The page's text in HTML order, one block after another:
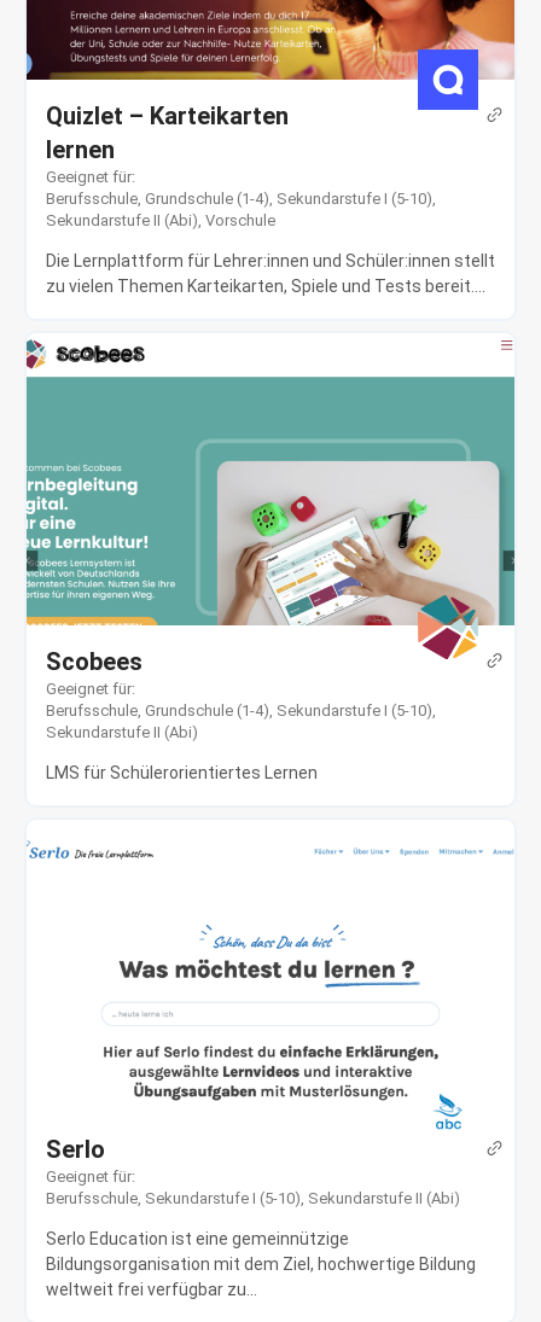
Quizlet – Karteikarten
lernen
Geeignet für:
Berufsschule Grundschule (1-4) Sekundarstufe I (5-10)
Sekundarstufe II (Abi) Vorschule
Die Lernplattform für Lehrer:innen und Schüler:innen stellt
zu vielen Themen Karteikarten, Spiele und Tests bereit....
Scobees
Geeignet für:
Berufsschule, Grundschule (1-4), Sekundarstufe I (5-10),
Sekundarstufe II (Abi)
LMS für Schülerorientiertes Lernen
Serlo
Geeignet für:
Berufsschule Sekundarstufe I (5-10) Sekundarstufe II (Abi)
Serlo Education ist eine gemeinnützige
Bildungsorganisation mit dem Ziel, hochwertige Bildung
weltweit frei verfügbar zu...